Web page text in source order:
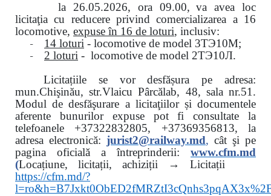
la 26.05.2026, ora 09.00, va avea loc
licitaţia cu reducere privind comercializarea a 16
locomotive, expuse în 16 de loturi, inclusiv:
- 14 loturi - locomotive de model 3ТЭ10М;
- 2 loturi - locomotive de model 2ТЭ10Л.
Licitațiile se vor desfășura pe adresa:
mun.Chişinău, str.Vlaicu Pârcălab, 48, sala nr.51.
Modul de desfăşurare a licitaţiilor și documentele
aferente bunurilor expuse pot fi consultate la
telefoanele +37322832805, +37369356813, la
adresa electronică: jurist2@railway.md, cât şi pe
pagina oficială a întreprinderii:
www.cfm.md
(Locațiune, licitații, achiziții → Licitații
https://cfm.md/?